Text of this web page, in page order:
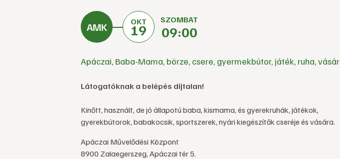
OKT
19
SZOMBAT
09:00
Apáczai, Baba-Mama, börze, csere, gyermekbútor, játék, ruha,vásár
Látogatóknak a belépés díjtalan!
Kinőtt, használt, de jó állapotú baba, kismama, és gyerekruhák, játékok,
gyerekbútorok, babakocsik, sportszerek, nyári kiegészítők cseréje és vására.
Apáczai Művelődési Központ
8900 Zalaegerszeg, Apáczai tér 5.